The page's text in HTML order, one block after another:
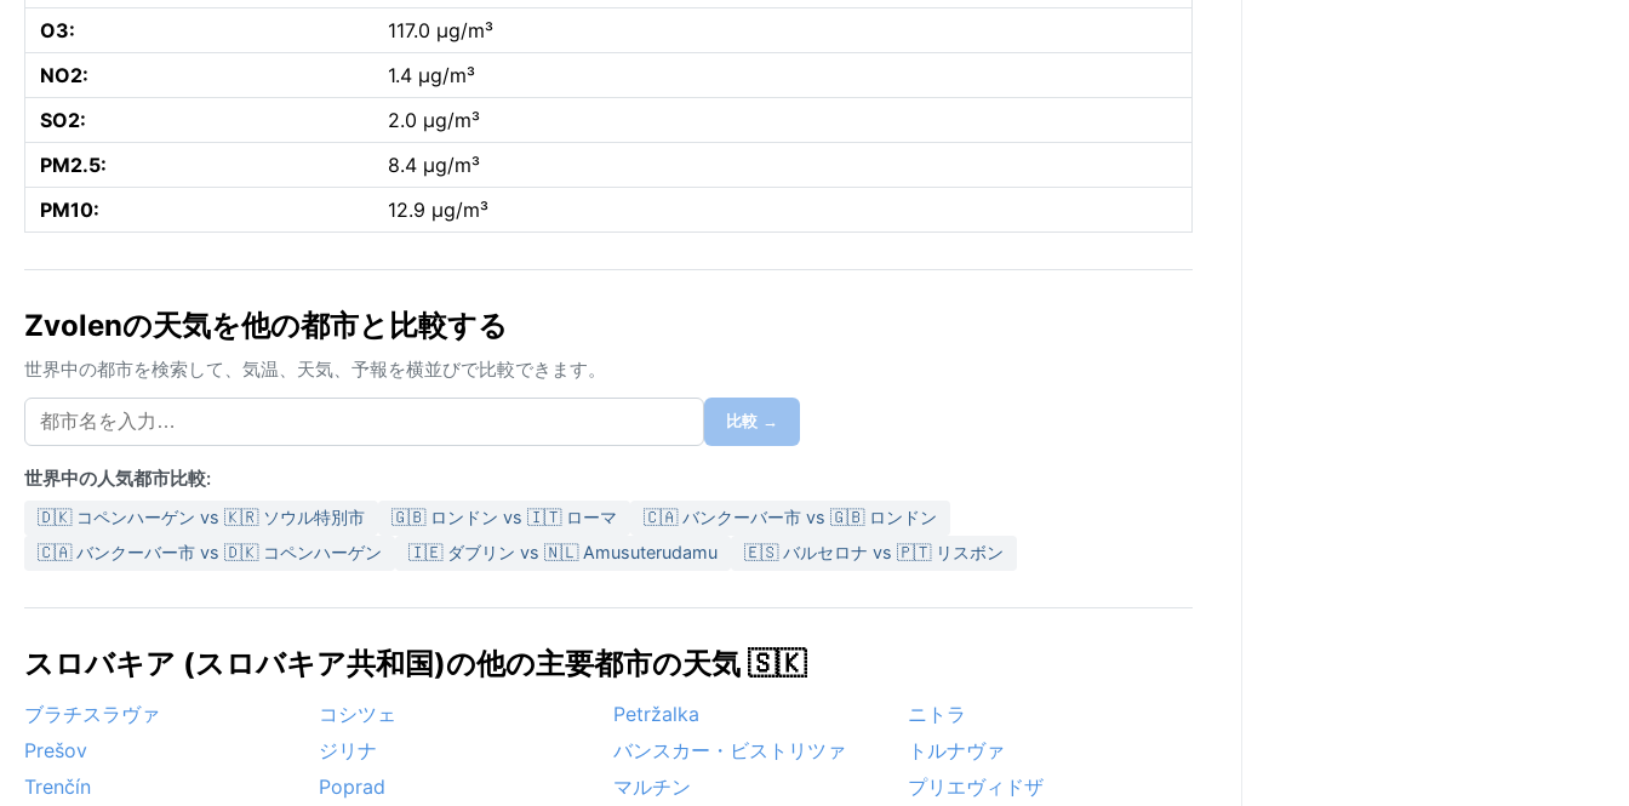
O3:
117.0 µg/m³
NO2:
1.4 µg/m³
SO2:
2.0 µg/m³
PM2.5:
8.4 µg/m³
PM10:
12.9 µg/m³
Zvolenの天気を他の都市と比較する
世界中の都市を検索して、気温、天気、予報を横並びで比較できます。
比較 →
世界中の人気都市比較:
🇩🇰 コペンハーゲン vs 🇰🇷 ソウル特別市 🇬🇧 ロンドン vs 🇮🇹 ローマ
🇨🇦 バンクーバー市 vs 🇬🇧 ロンドン
🇨🇦 バンクーバー市 vs 🇩🇰 コペンハーゲン
🇮🇪 ダブリン vs 🇳🇱 Amusuterudamu 🇪🇸 バルセロナ vs 🇵🇹 リスボン
スロバキア (スロバキア共和国)の他の主要都市の天気 🇸🇰
ブラチスラヴァ コシツェ Petržalka
ニトラ
Prešov
ジリナ バンスカー・ビストリツァ
トルナヴァ
Trenčín
Poprad マルチン プリエヴィドザ